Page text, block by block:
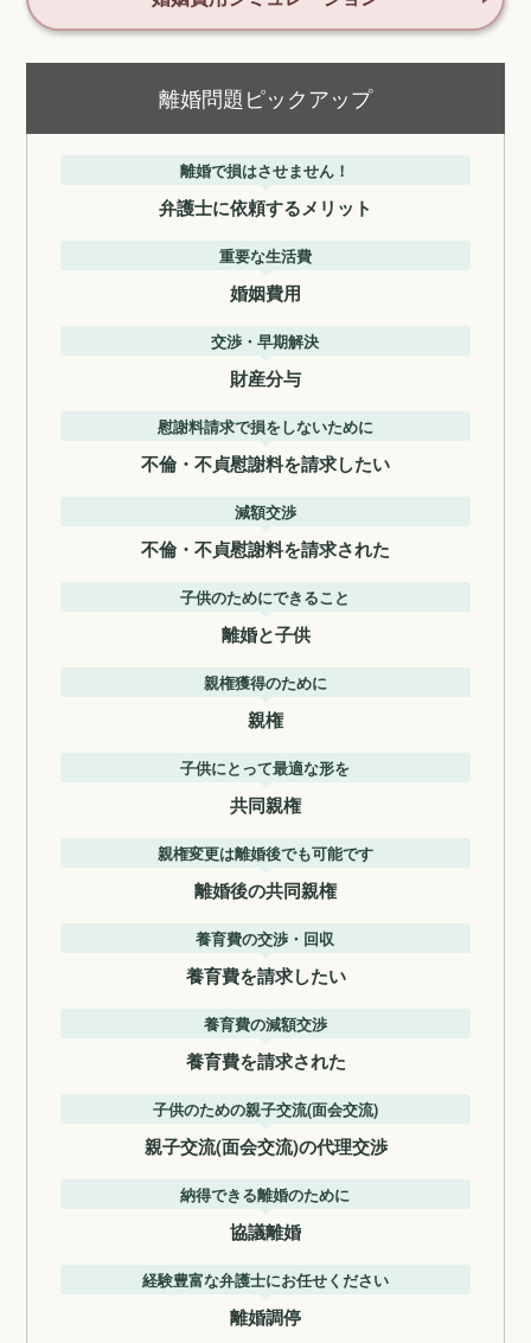
離婚問題ピックアップ
離婚で損はさせません！
弁護士に依頼するメリット
重要な生活費
婚姻費用
交渉・早期解決
財産分与
慰謝料請求で損をしないために
不倫・不貞慰謝料を請求したい
減額交渉
不倫・不貞慰謝料を請求された
子供のためにできること
離婚と子供
親権獲得のために
親権
子供にとって最適な形を
共同親権
親権変更は離婚後でも可能です
離婚後の共同親権
養育費の交渉・回収
養育費を請求したい
養育費の減額交渉
養育費を請求された
子供のための親子交流(面会交流)
親子交流(面会交流)の代理交渉
納得できる離婚のために
協議離婚
経験豊富な弁護士にお任せください
離婚調停